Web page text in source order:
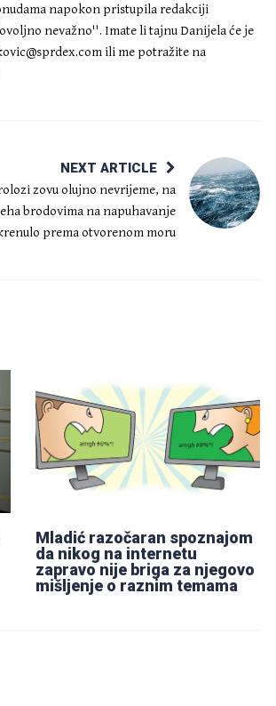
napokon pristupila redakciji
nevažno''. Imate li tajnu Danijela će je
ili me potražite na
NEXT ARTICLE
zovu olujno nevrijeme, na
brodovima na napuhavanje
prema otvorenom moru
Mladić razočaran spoznajom
da nikog na internetu
zapravo nije briga za njegovo
mišljenje o raznim temama